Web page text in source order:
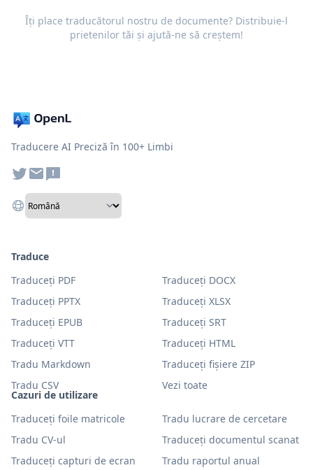
Îți place traducătorul nostru de documente? Distribuie-l
prietenilor tăi și ajută-ne să creștem!
Traducere AI Preciză în 100+ Limbi
Cazuri de utilizare
Traduceți foile matricole
Tradu lucrare de cercetare
Tradu CV-ul
Traduceți documentul scanat
Traduceți capturi de ecran
Tradu raportul anual
Traduce
Traduceți PDF
Traduceți DOCX
Traduceți PPTX
Traduceți XLSX
Traduceți EPUB
Traduceți SRT
Traduceți VTT
Traduceți HTML
Tradu Markdown
Traduceți fișiere ZIP
Tradu CSV
Vezi toate